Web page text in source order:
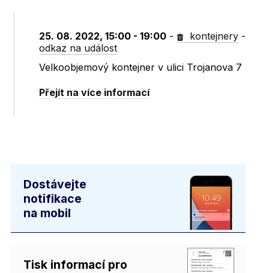
25. 08. 2022, 15:00 - 19:00 - kontejnery -
odkaz na událost
Velkoobjemový kontejner v ulici Trojanova 7
Přejít na více informací
Dostávejte
notifikace
na mobil
Tisk informací pro